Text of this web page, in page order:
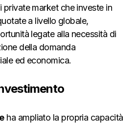
market che investe in
a livello globale,
legate alla necessità di
della domanda
ed economica.
ha ampliato la propria capacità